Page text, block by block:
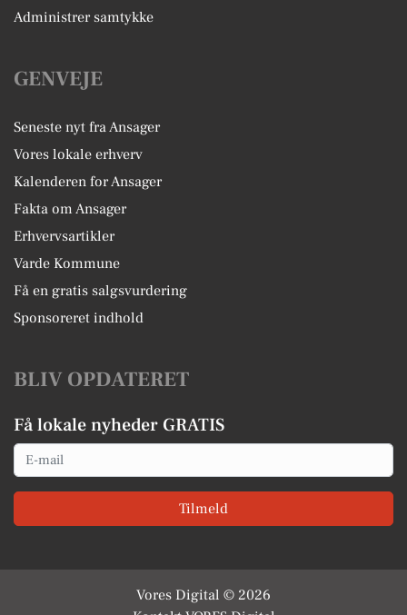
Administrer samtykke
GENVEJE
Seneste nyt fra Ansager
Vores lokale erhverv
Kalenderen for Ansager
Fakta om Ansager
Erhvervsartikler
Varde Kommune
Få en gratis salgsvurdering
Sponsoreret indhold
BLIV OPDATERET
Få lokale nyheder GRATIS
Email
Tilmeld
Vores Digital © 2026